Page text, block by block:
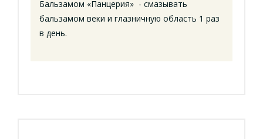
Бальзамом «Панцерия» - смазывать
бальзамом веки и глазничную область 1 раз
в день.